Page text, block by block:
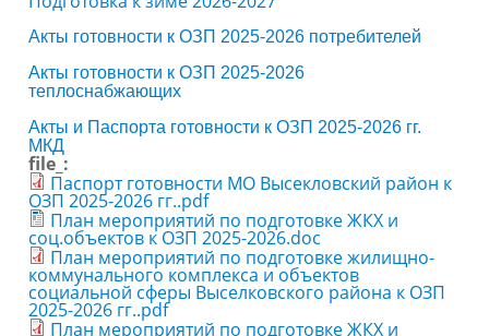
Акты готовности к ОЗП 2025-2026 потребителей
Акты готовности к ОЗП 2025-2026
теплоснабжающих
Акты и Паспорта готовности к ОЗП 2025-2026 гг.
МКД
file_:
Паспорт готовности МО Высекловский район к
ОЗП 2025-2026 гг..pdf
План мероприятий по подготовке ЖКХ и
соц.объектов к ОЗП 2025-2026.doc
План мероприятий по подготовке жилищно-
коммунального комплекса и объектов
социальной сферы Выселковского района к ОЗП
2025-2026 гг..pdf
План мероприятий по подготовке ЖКХ и